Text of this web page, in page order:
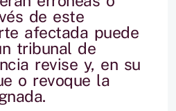
de este
afectada puede
tribunal de
revise y, en su
o revoque la